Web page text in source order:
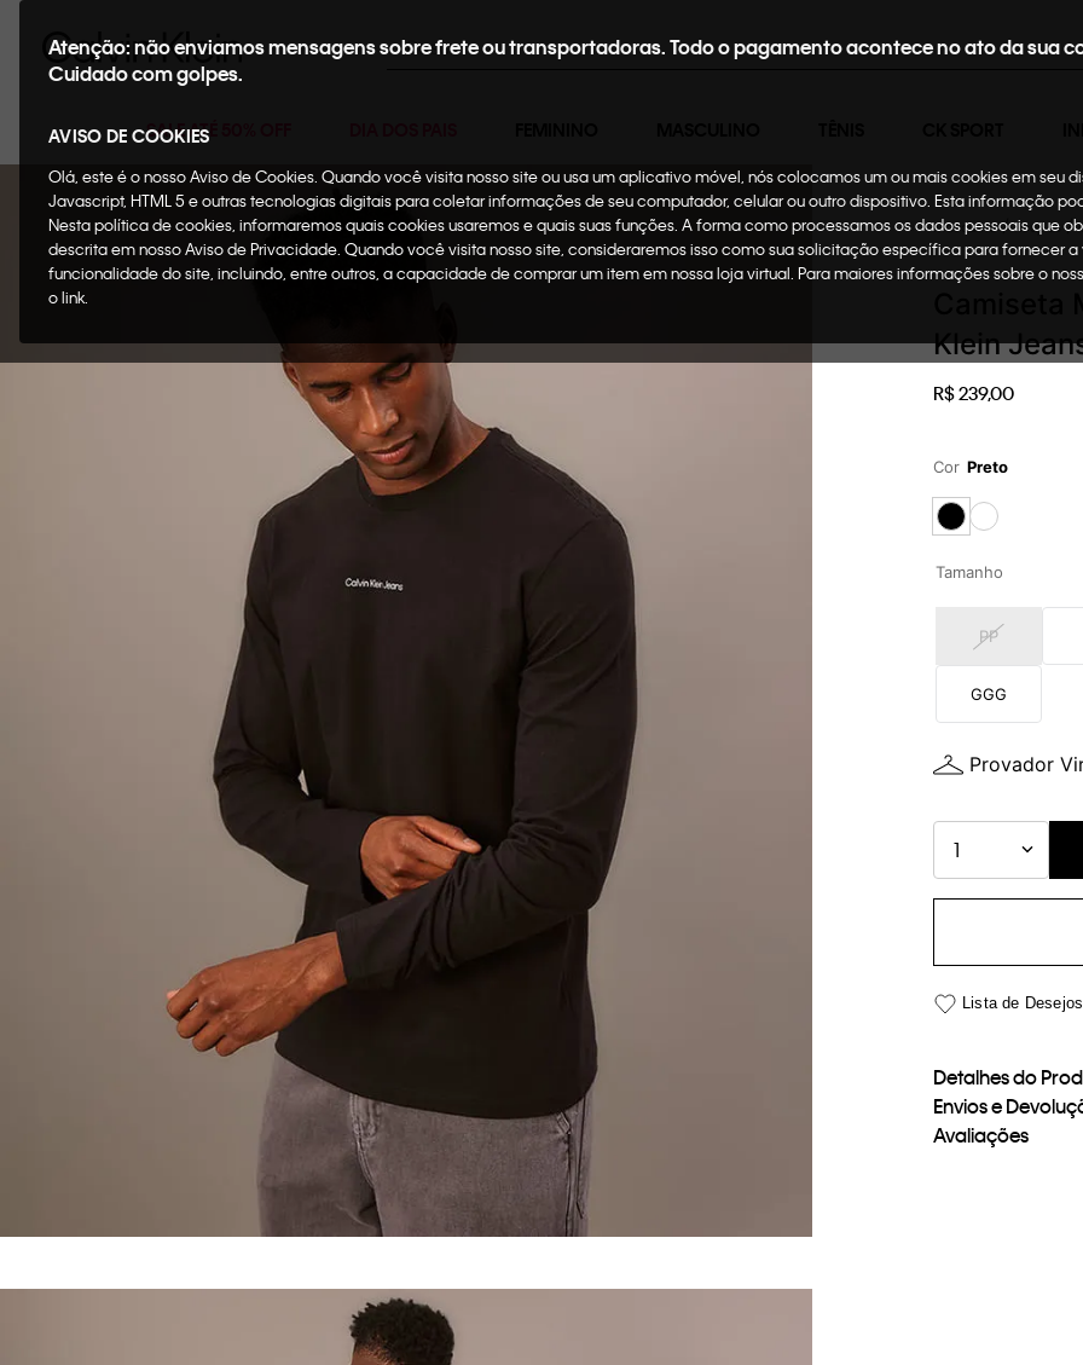
Buscar
SALE ATÉ 50% OFF
Atenção: não enviamos mensagens sobre frete ou transportadoras. Todo o pagamento acontece no ato da sua
Cuidado com golpes.
AVISO DE COOKIES
Olá, este é o nosso Aviso de Cookies. Quando você visita nosso site ou usa um aplicativo móvel, nós colocamos um ou mais cookies em seu
Javascript, HTML 5 e outras tecnologias digitais para coletar informações de seu computador, celular ou outro dispositivo. Esta informação
Nesta política de cookies, informaremos quais cookies usaremos e quais suas funções. A forma como processamos os dados pessoais que
descrita em nosso Aviso de Privacidade. Quando você visita nosso site, consideraremos isso como sua solicitação específica para fornecer
funcionalidade do site, incluindo, entre outros, a capacidade de comprar um item em nossa loja virtual. Para maiores informações sobre o
o link.
Masculino Roupas
Klein
R$239,00
Cor Preto
Tamanho
PP
GGG
Provador
1
Detalhes do
Envios e
Avaliações